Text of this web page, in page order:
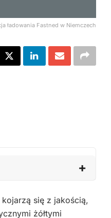
ładowania Fastned w Niemczech
się z jakością,
żółtymi